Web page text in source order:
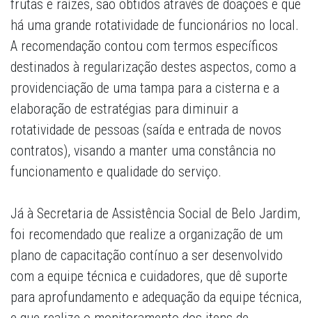
frutas e raízes, são obtidos através de doações e que
há uma grande rotatividade de funcionários no local.
A recomendação contou com termos específicos
destinados à regularização destes aspectos, como a
providenciação de uma tampa para a cisterna e a
elaboração de estratégias para diminuir a
rotatividade de pessoas (saída e entrada de novos
contratos), visando a manter uma constância no
funcionamento e qualidade do serviço.
Já à Secretaria de Assistência Social de Belo Jardim,
foi recomendado que realize a organização de um
plano de capacitação contínuo a ser desenvolvido
com a equipe técnica e cuidadores, que dê suporte
para aprofundamento e adequação da equipe técnica,